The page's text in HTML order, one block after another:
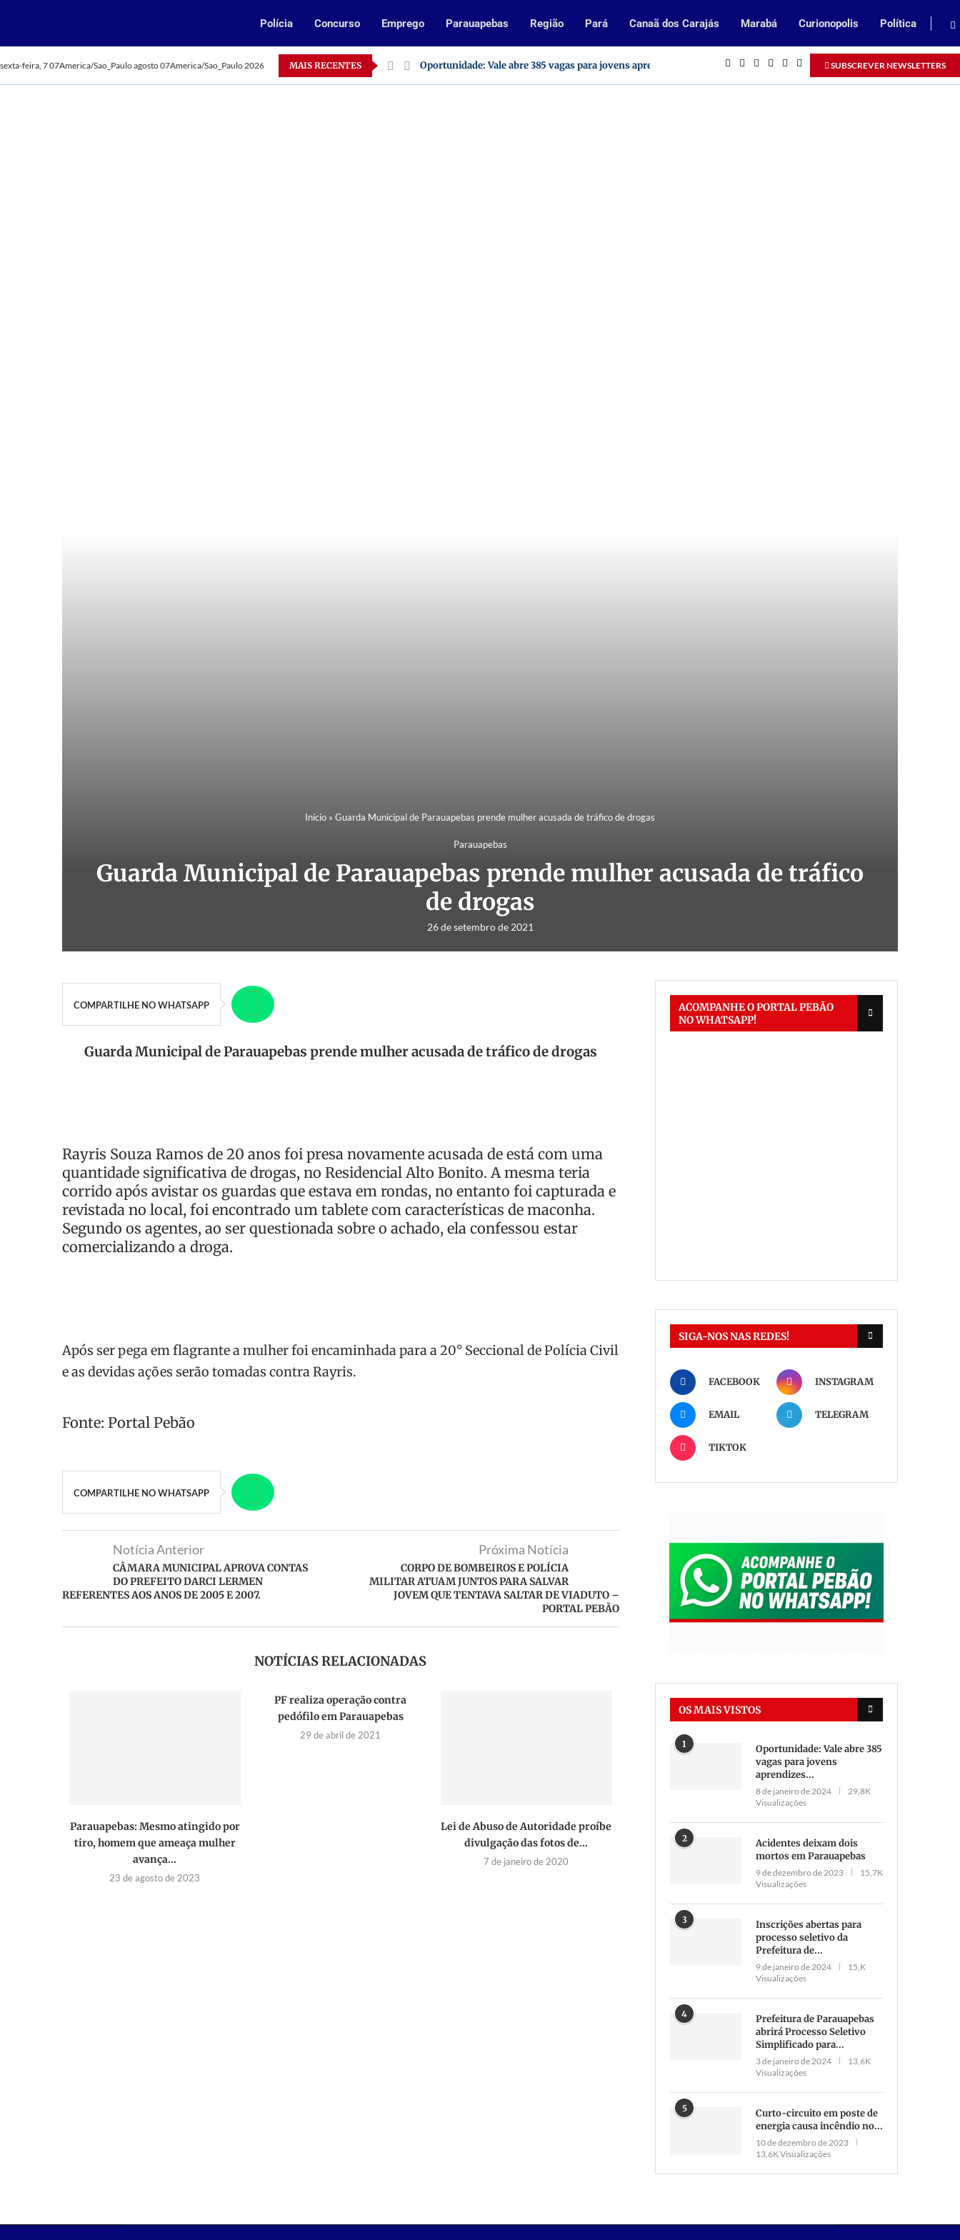
Polícia Concurso Emprego Parauapebas Região Pará Canaã dos Carajás Marabá Curionopolis Política
sexta-feira, 7 07America/Sao_Paulo agosto 07America/Sao_Paulo 2026 MAIS RECENTES Oportunidade: Vale abre 385 vagas para jovens aprendizes no Pará SUBSCREVER NEWSLETTERS
Início » Guarda Municipal de Parauapebas prende mulher acusada de tráfico de drogas
Parauapebas
Guarda Municipal de Parauapebas prende mulher acusada de tráfico
de drogas
26 de setembro de 2021
COMPARTILHE NO WHATSAPP
Guarda Municipal de Parauapebas prende mulher acusada de tráfico de drogas
Rayris Souza Ramos de 20 anos foi presa novamente acusada de está com uma
quantidade significativa de drogas, no Residencial Alto Bonito. A mesma teria
corrido após avistar os guardas que estava em rondas, no entanto foi capturada e
revistada no local, foi encontrado um tablete com características de maconha.
Segundo os agentes, ao ser questionada sobre o achado, ela confessou estar
comercializando a droga.
Após ser pega em flagrante a mulher foi encaminhada para a 20° Seccional de Polícia Civil
e as devidas ações serão tomadas contra Rayris.
Fonte: Portal Pebão
COMPARTILHE NO WHATSAPP
Notícia Anterior
CÂMARA MUNICIPAL APROVA CONTAS
DO PREFEITO DARCI LERMEN
REFERENTES AOS ANOS DE 2005 E 2007.
Próxima Notícia
CORPO DE BOMBEIROS E POLÍCIA
MILITAR ATUAM JUNTOS PARA SALVAR
JOVEM QUE TENTAVA SALTAR DE VIADUTO –
PORTAL PEBÃO
NOTÍCIAS RELACIONADAS
Parauapebas: Mesmo atingido por
tiro, homem que ameaça mulher
avança...
23 de agosto de 2023
PF realiza operação contra
pedófilo em Parauapebas
29 de abril de 2021
Lei de Abuso de Autoridade proíbe
divulgação das fotos de...
7 de janeiro de 2020
ACOMPANHE O PORTAL PEBÃO
NO WHATSAPP!
SIGA-NOS NAS REDES!
FACEBOOK INSTAGRAM
EMAIL TELEGRAM
TIKTOK
OS MAIS VISTOS
1
Oportunidade: Vale abre 385
vagas para jovens
aprendizes...
8 de janeiro de 2024
29,8K
Visualizações
2
Acidentes deixam dois
mortos em Parauapebas
9 de dezembro de 2023
15,7K
Visualizações
3
Inscrições abertas para
processo seletivo da
Prefeitura de...
9 de janeiro de 2024
15,K
Visualizações
4
Prefeitura de Parauapebas
abrirá Processo Seletivo
Simplificado para...
3 de janeiro de 2024
13,6K
Visualizações
5
Curto-circuito em poste de
energia causa incêndio no...
10 de dezembro de 2023
13,6K Visualizações